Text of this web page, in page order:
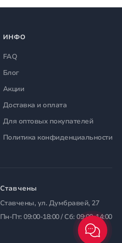
ИНФО
FAQ
Блог
Акции
Доставка и оплата
Для оптовых покупателей
Политика конфиденциальности
Ставчены
Ставчены, ул. Думбравей, 27
Пн-Пт: 09:00-18:00 / Сб: 09:00-14:00